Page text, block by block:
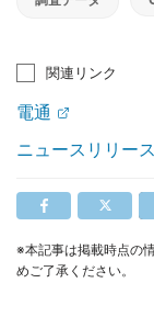
関連リンク
電通
ニュースリリース
※本記事は掲載時点の
めご了承ください。